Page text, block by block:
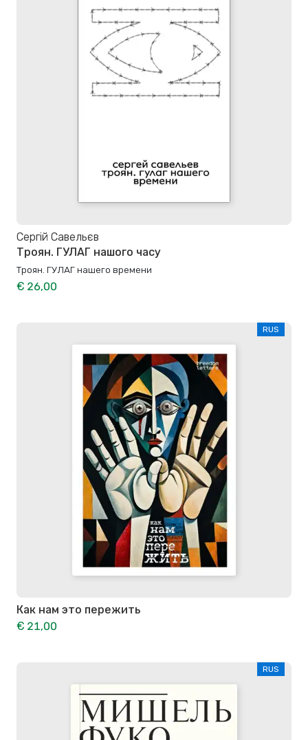
Сергій Савельєв
Троян. ГУЛАГ нашого часу
Троян. ГУЛАГ нашего времени
€ 26,00
RUS
Как нам это пережить
€ 21,00
RUS